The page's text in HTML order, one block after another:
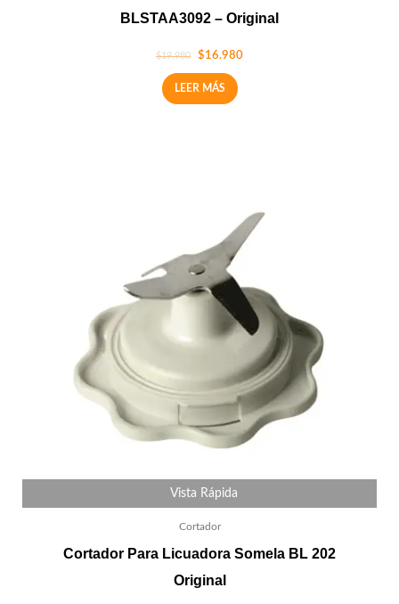
BLSTAA3092 – Original
$19.980 $16.980
LEER MÁS
Vista Rápida
Cortador
Cortador Para Licuadora Somela BL 202
Original